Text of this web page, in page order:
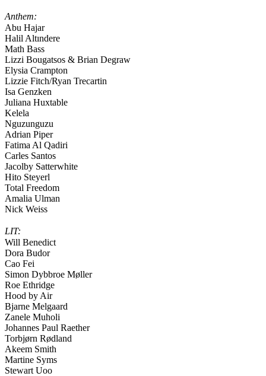
Anthem:
Abu Hajar
Halil Altındere
Math Bass
Lizzi Bougatsos & Brian Degraw
Elysia Crampton
Lizzie Fitch/Ryan Trecartin
Isa Genzken
Juliana Huxtable
Kelela
Nguzunguzu
Adrian Piper
Fatima Al Qadiri
Carles Santos
Jacolby Satterwhite
Hito Steyerl
Total Freedom
Amalia Ulman
Nick Weiss
LIT:
Will Benedict
Dora Budor
Cao Fei
Simon Dybbroe Møller
Roe Ethridge
Hood by Air
Bjarne Melgaard
Zanele Muholi
Johannes Paul Raether
Torbjørn Rødland
Akeem Smith
Martine Syms
Stewart Uoo